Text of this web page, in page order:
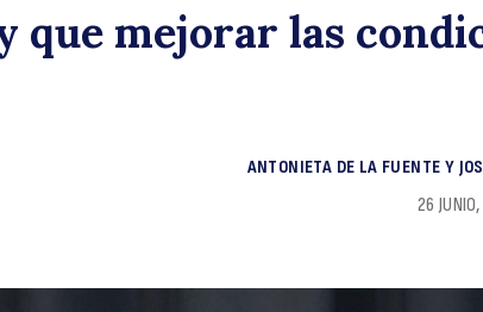
que mejorar las
ANTONIETA DE LA FUENTE Y
26